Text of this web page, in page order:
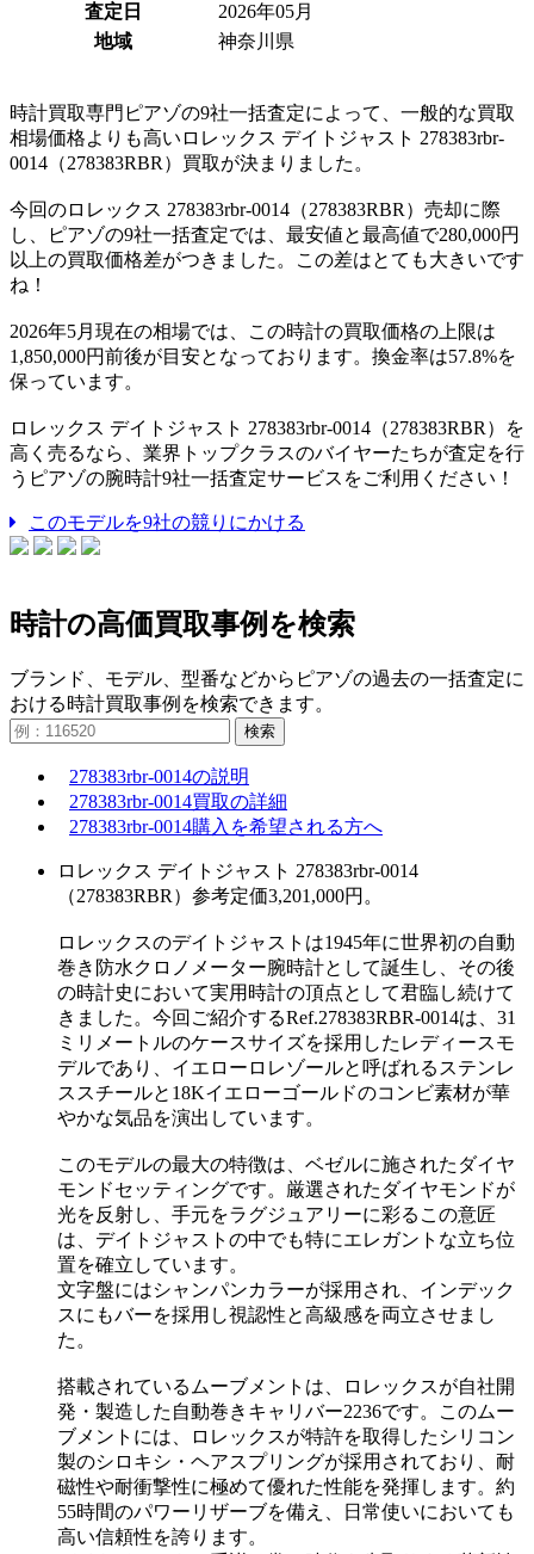
査定日
2026年05月
地域
神奈川県
時計買取専門ピアゾの9社一括査定によって、一般的な買取
相場価格よりも高いロレックス デイトジャスト 278383rbr-
0014（278383RBR）買取が決まりました。
今回のロレックス 278383rbr-0014（278383RBR）売却に際
し、ピアゾの9社一括査定では、最安値と最高値で280,000円
以上の買取価格差がつきました。この差はとても大きいです
ね！
2026年5月現在の相場では、この時計の買取価格の上限は
1,850,000円前後が目安となっております。換金率は57.8%を
保っています。
ロレックス デイトジャスト 278383rbr-0014（278383RBR）を
高く売るなら、業界トップクラスのバイヤーたちが査定を行
うピアゾの腕時計9社一括査定サービスをご利用ください！
このモデルを9社の競りにかける
時計の高価買取事例を検索
ブランド、モデル、型番などからピアゾの過去の一括査定に
おける時計買取事例を検索できます。
検索
278383rbr-0014の説明
278383rbr-0014買取の詳細
278383rbr-0014購入を希望される方へ
ロレックス デイトジャスト 278383rbr-0014
（278383RBR）参考定価3,201,000円。
ロレックスのデイトジャストは1945年に世界初の自動
巻き防水クロノメーター腕時計として誕生し、その後
の時計史において実用時計の頂点として君臨し続けて
きました。今回ご紹介するRef.278383RBR-0014は、31
ミリメートルのケースサイズを採用したレディースモ
デルであり、イエローロレゾールと呼ばれるステンレ
ススチールと18Kイエローゴールドのコンビ素材が華
やかな気品を演出しています。
このモデルの最大の特徴は、ベゼルに施されたダイヤ
モンドセッティングです。厳選されたダイヤモンドが
光を反射し、手元をラグジュアリーに彩るこの意匠
は、デイトジャストの中でも特にエレガントな立ち位
置を確立しています。
文字盤にはシャンパンカラーが採用され、インデック
スにもバーを採用し視認性と高級感を両立させまし
た。
搭載されているムーブメントは、ロレックスが自社開
発・製造した自動巻きキャリバー2236です。このムー
ブメントには、ロレックスが特許を取得したシリコン
製のシロキシ・ヘアスプリングが採用されており、耐
磁性や耐衝撃性に極めて優れた性能を発揮します。約
55時間のパワーリザーブを備え、日常使いにおいても
高い信頼性を誇ります。